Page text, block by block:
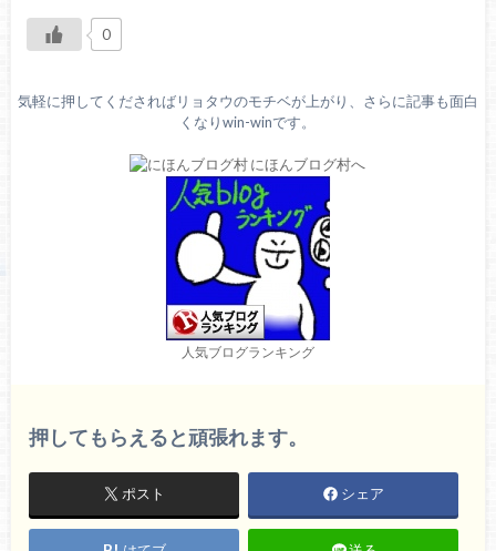
0
気軽に押してくださればリョタウのモチベが上がり、さらに記事も面白
くなりwin-winです。
人気ブログランキング
押してもらえると頑張れます。
ポスト シェア